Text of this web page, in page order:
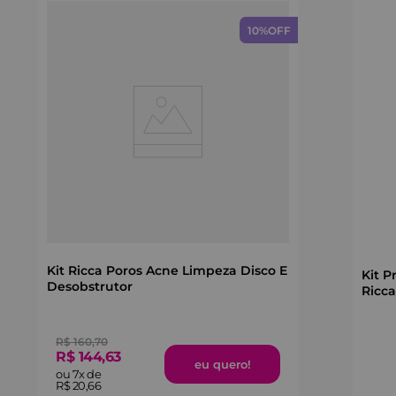
10%OFF
Kit Ricca Poros Acne Limpeza Disco E
Desobstrutor
R$ 160,70
R$ 144,63
ou7x de
R$20,66
Kit
Ricca